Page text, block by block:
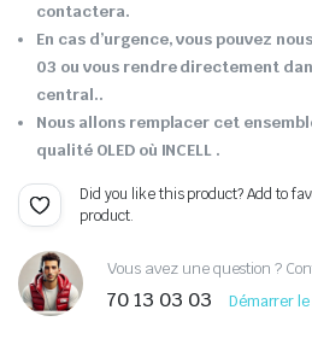
contactera.
En cas d’urgence, vous pouvez
03 ou vous rendre directement
central..
Nous allons remplacer cet
qualité OLED où INCELL .
Did you like this product? Add to
product.
Vous avez une question ?
70 13 03 03 Démarrer